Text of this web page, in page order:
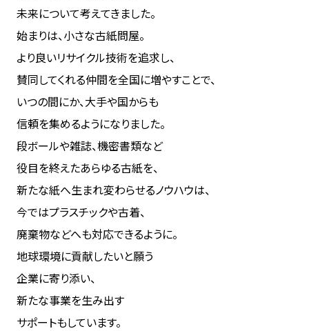
未来について考えてきました。
始まりは、小さな古紙問屋。
より良いリサイクル技術を追求し、
賛同してくれる仲間を全国に増やすことで、
いつの間にか、大手や国からも
信頼を集めるようになりました。
段ボールや雑誌、機密書類など
役目を終えたあらゆる古紙を、
新たな紙へ生まれ変わらせるノウハウは、
今ではプラスチックや古着、
廃棄物などへも対応できるように。
地球環境に貢献したいと願う
企業に寄り添い、
新たな事業を生み出す
サポートもしています。